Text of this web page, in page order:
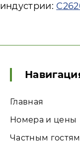
Главная
Номера и цены
Частным гостям